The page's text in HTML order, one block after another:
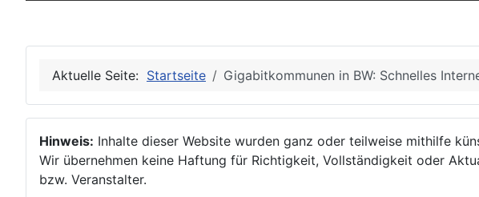
Aktuelle Seite: Startseite Gigabitkommunen in BW: Schnelles
Hinweis: Inhalte dieser Website wurden ganz oder teilweise mithilfe
Wir übernehmen keine Haftung für Richtigkeit, Vollständigkeit oder
bzw. Veranstalter.